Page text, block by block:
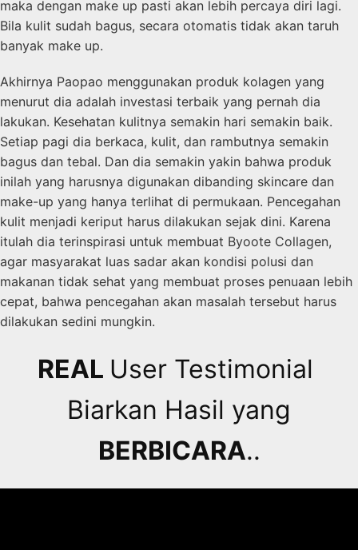
maka dengan make up pasti akan lebih percaya diri lagi.
Bila kulit sudah bagus, secara otomatis tidak akan taruh
banyak make up.
Akhirnya Paopao menggunakan produk kolagen yang
menurut dia adalah investasi terbaik yang pernah dia
lakukan. Kesehatan kulitnya semakin hari semakin baik.
Setiap pagi dia berkaca, kulit, dan rambutnya semakin
bagus dan tebal. Dan dia semakin yakin bahwa produk
inilah yang harusnya digunakan dibanding skincare dan
make-up yang hanya terlihat di permukaan. Pencegahan
kulit menjadi keriput harus dilakukan sejak dini. Karena
itulah dia terinspirasi untuk membuat Byoote Collagen,
agar masyarakat luas sadar akan kondisi polusi dan
makanan tidak sehat yang membuat proses penuaan lebih
cepat, bahwa pencegahan akan masalah tersebut harus
dilakukan sedini mungkin.
REAL User Testimonial
Biarkan Hasil yang
BERBICARA..